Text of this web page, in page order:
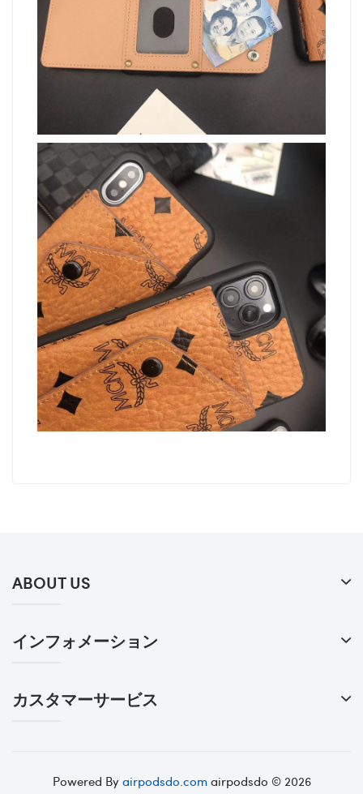
ABOUT US
インフォメーション
カスタマーサービス
Powered Byairpodsdo.comairpodsdo © 2026